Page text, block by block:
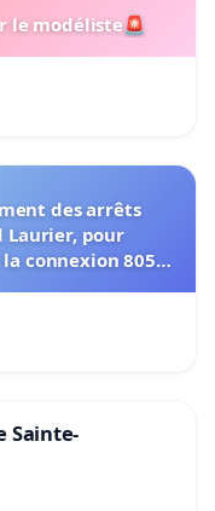
le modéliste🚨
des arrêts
Laurier, pour
connexion 805-
Sainte-